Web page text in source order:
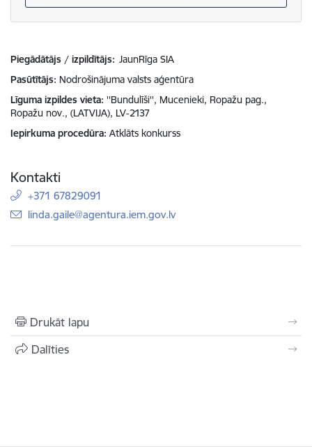
Piegādātājs / izpildītājs: JaunRīga SIA
Pasūtītājs Nodrošinājuma valsts aģentūra
Līguma izpildes vieta ''Bundulīši'', Mucenieki, Ropažu pag.,
Ropažu nov., (LATVIJA), LV-2137
Iepirkuma procedūra Atklāts konkurss
Kontakti
+371 67829091
E-pasts:
linda.gaile@agentura.iem.gov.lv
Drukāt lapu
Dalīties